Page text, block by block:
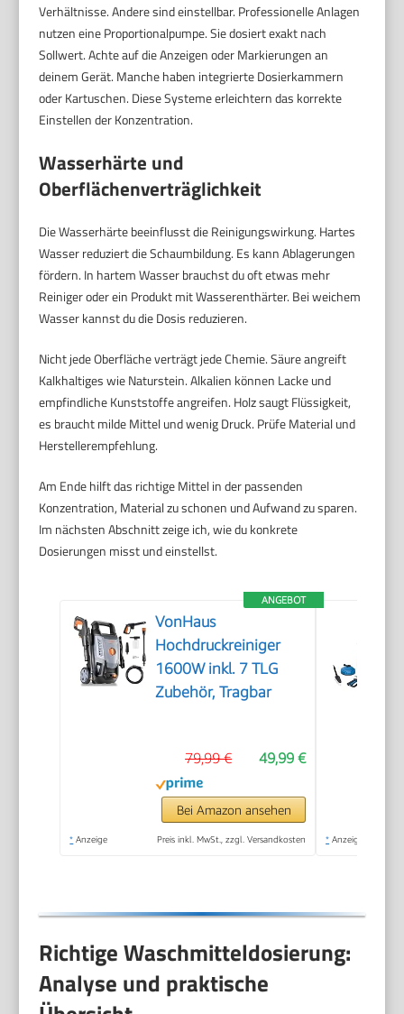
Verhältnisse. Andere sind einstellbar. Professionelle Anlagen
nutzen eine Proportionalpumpe. Sie dosiert exakt nach
Sollwert. Achte auf die Anzeigen oder Markierungen an
deinem Gerät. Manche haben integrierte Dosierkammern
oder Kartuschen. Diese Systeme erleichtern das korrekte
Einstellen der Konzentration.
Wasserhärte und
Oberflächenverträglichkeit
Die Wasserhärte beeinflusst die Reinigungswirkung. Hartes
Wasser reduziert die Schaumbildung. Es kann Ablagerungen
fördern. In hartem Wasser brauchst du oft etwas mehr
Reiniger oder ein Produkt mit Wasserenthärter. Bei weichem
Wasser kannst du die Dosis reduzieren.
Nicht jede Oberfläche verträgt jede Chemie. Säure angreift
Kalkhaltiges wie Naturstein. Alkalien können Lacke und
empfindliche Kunststoffe angreifen. Holz saugt Flüssigkeit,
es braucht milde Mittel und wenig Druck. Prüfe Material und
Herstellerempfehlung.
Am Ende hilft das richtige Mittel in der passenden
Konzentration, Material zu schonen und Aufwand zu sparen.
Im nächsten Abschnitt zeige ich, wie du konkrete
Dosierungen misst und einstellst.
ANGEBOT
VonHaus
Hochdruckreiniger
1600W inkl. 7 TLG
Zubehör, Tragbar
49,99 €
79,99 €
Bei Amazon ansehen
* Anzeige Preis inkl. MwSt., zzgl. Versandkosten * Anzeige
Richtige Waschmitteldosierung:
Analyse und praktische